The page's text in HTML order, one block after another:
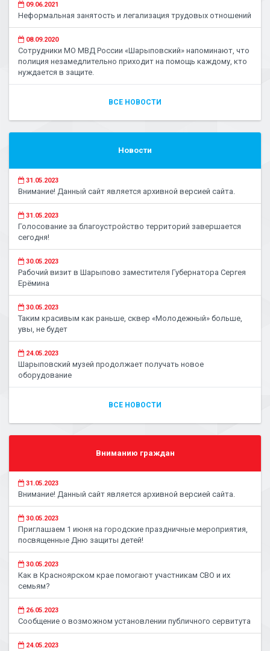
09.06.2021
Неформальная занятость и легализация трудовых отношений
08.09.2020
Сотрудники МО МВД России «Шарыповский» напоминают, что
полиция незамедлительно приходит на помощь каждому, кто
нуждается в защите.
ВСЕ НОВОСТИ
Новости
31.05.2023
Внимание! Данный сайт является архивной версией сайта.
31.05.2023
Голосование за благоустройство территорий завершается
сегодня!
30.05.2023
Рабочий визит в Шарыпово заместителя Губернатора Сергея
Ерёмина
30.05.2023
Таким красивым как раньше, сквер «Молодежный» больше,
увы, не будет
24.05.2023
Шарыповский музей продолжает получать новое
оборудование
ВСЕ НОВОСТИ
Вниманию граждан
31.05.2023
Внимание! Данный сайт является архивной версией сайта.
30.05.2023
Приглашаем 1 июня на городские праздничные мероприятия,
посвященные Дню защиты детей!
30.05.2023
Как в Красноярском крае помогают участникам СВО и их
семьям?
26.05.2023
Сообщение о возможном установлении публичного сервитута
24.05.2023